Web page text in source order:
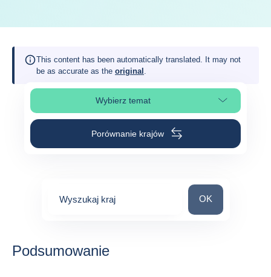
This content has been automatically translated. It may not
be as accurate as the original .
Wybierz tematWybierz sekcję strony
Porównanie krajów
Wyszukaj kraj Wyszukaj kraj
OK
Podsumowanie